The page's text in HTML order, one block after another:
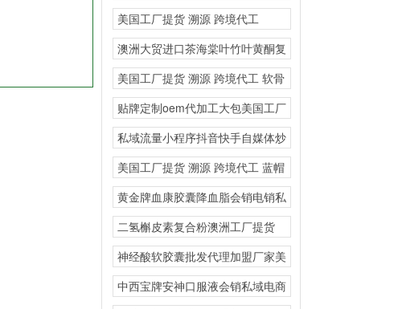
提货 溯源 跨境
美国工厂提货 溯源 跨境代工
AKG·EGT
澳洲大贸进口茶海棠叶竹叶黄酮复
合固体饮料高含量定制
美国工厂提货 溯源 跨境代工 软骨
粉氨基葡萄
贴牌定制oem代加工大包美国工厂
提货 溯源 跨
私域流量小程序抖音快手自媒体炒
作电销爆款蜂胶软胶囊
美国工厂提货 溯源 跨境代工 蓝帽
热门爆品直
黄金牌血康胶囊降血脂会销电销私
域直播
二氢槲皮素复合粉澳洲工厂提货
溯源 跨境代工会
神经酸软胶囊批发代理加盟厂家美
国源头厂家保健品贴牌
中西宝牌安神口服液会销私域电商
直播